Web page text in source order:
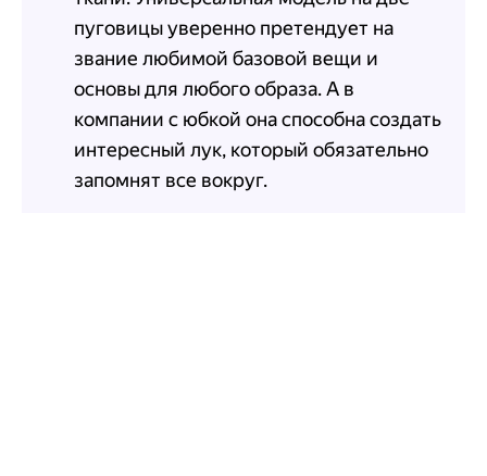
пуговицы уверенно претендует на
звание любимой базовой вещи и
основы для любого образа. А в
компании с юбкой она способна создать
интересный лук, который обязательно
запомнят все вокруг.